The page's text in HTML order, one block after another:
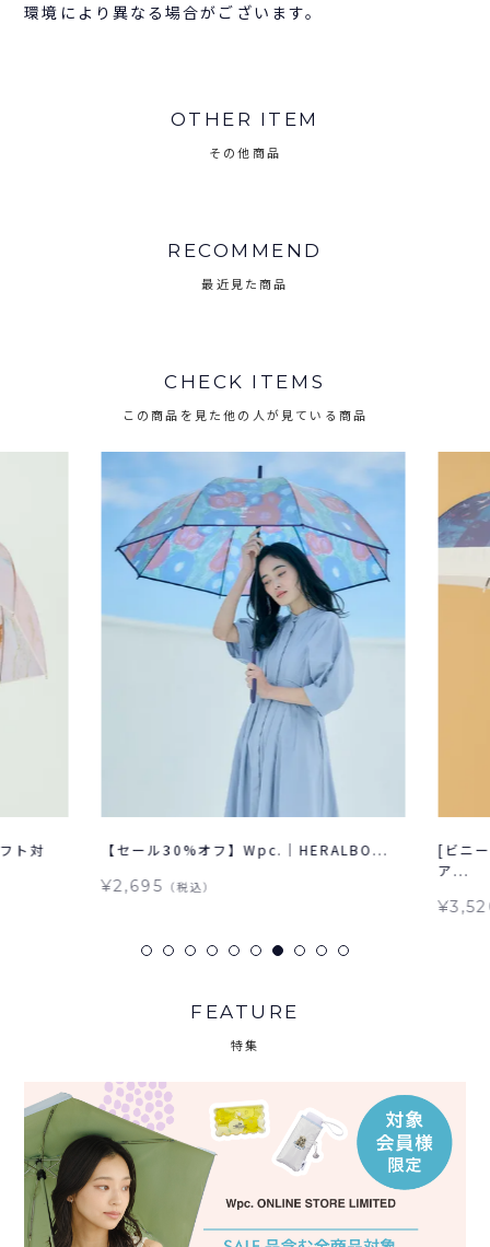
環境により異なる場合がございます。
OTHER ITEM
その他商品
RECOMMEND
最近見た商品
CHECK ITEMS
この商品を見た他の人が見ている商品
ト対 【セール30%オフ】Wpc.｜HERALBO...
¥2,695（税込）
[ビニ
ア...
FEATURE
特集